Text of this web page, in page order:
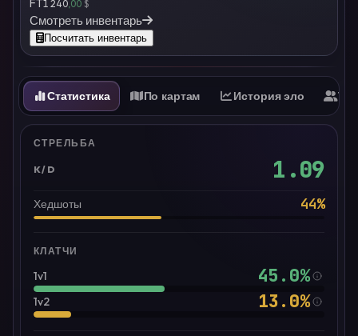
1 240 ,00 $
Смотреть инвентарь
Посчитать инвентарь
Статистика По картам История эло
СТРЕЛЬБА
K/D 1.09
Хедшоты 44%
КЛАТЧИ
1v1 45.0%
1v2 13.0%